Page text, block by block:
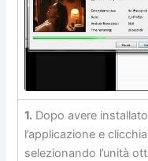
1. Dopo avere
l’applicazione e
selezionando l’unità